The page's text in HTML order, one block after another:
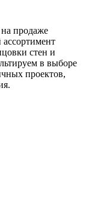
продаже
стен и
в выборе
проектов,